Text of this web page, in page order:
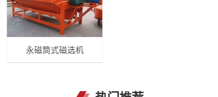
永磁筒式磁选机